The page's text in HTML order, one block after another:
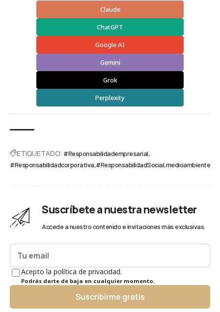
Claude
ChatGPT
Google AI
Gemini
Grok
Perplexity
ETIQUETADO: #Responsabilidadempresarial
#Responsabilidadcorporativa #ResponsabilidadSocial medioambiente
Suscríbete a nuestra newsletter
Accede a nuestro contenido e invitaciones más exclusivas.
Acepto la política de privacidad.
Podrás darte de baja en cualquier momento.
Suscribirme gratis